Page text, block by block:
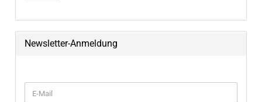
Newsletter-Anmeldung